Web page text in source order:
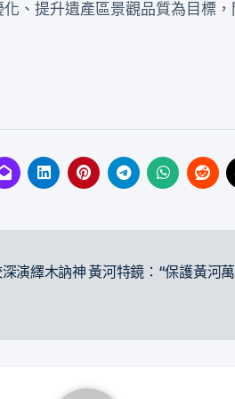
化、提升遺產區景觀品質為目標
演繹木訥神 黃河特鏡：“保護黃河